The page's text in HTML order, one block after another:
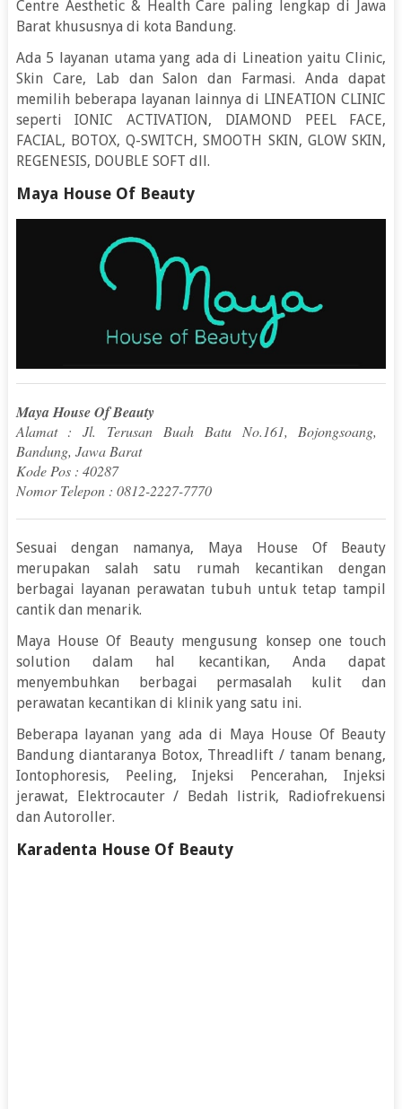
Centre Aesthetic & Health Care paling lengkap di Jawa
Barat khususnya di kota Bandung.
Ada 5 layanan utama yang ada di Lineation yaitu Clinic,
Skin Care, Lab dan Salon dan Farmasi. Anda dapat
memilih beberapa layanan lainnya di LINEATION CLINIC
seperti IONIC ACTIVATION, DIAMOND PEEL FACE,
FACIAL, BOTOX, Q-SWITCH, SMOOTH SKIN, GLOW SKIN,
REGENESIS, DOUBLE SOFT dll.
Maya House Of Beauty
Maya House Of Beauty
Alamat : Jl. Terusan Buah Batu No.161, Bojongsoang,
Bandung, Jawa Barat
Kode Pos : 40287
Nomor Telepon : 0812-2227-7770
Sesuai dengan namanya, Maya House Of Beauty
merupakan salah satu rumah kecantikan dengan
berbagai layanan perawatan tubuh untuk tetap tampil
cantik dan menarik.
Maya House Of Beauty mengusung konsep one touch
solution dalam hal kecantikan, Anda dapat
menyembuhkan berbagai permasalah kulit dan
perawatan kecantikan di klinik yang satu ini.
Beberapa layanan yang ada di Maya House Of Beauty
Bandung diantaranya Botox, Threadlift / tanam benang,
Iontophoresis, Peeling, Injeksi Pencerahan, Injeksi
jerawat, Elektrocauter / Bedah listrik, Radiofrekuensi
dan Autoroller.
Karadenta House Of Beauty